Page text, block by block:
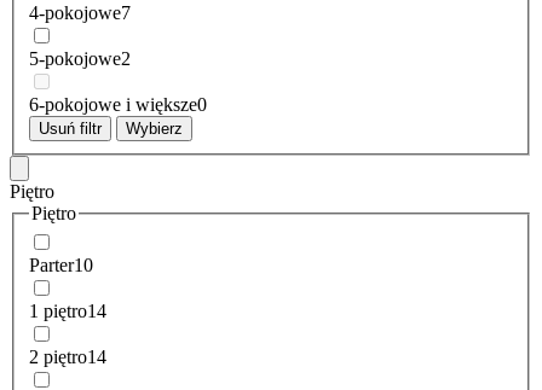
4-pokojowe7
5-pokojowe2
6-pokojowe i większe0
Usuń filtr Wybierz
Piętro
Piętro
Parter10
1 piętro14
2 piętro14